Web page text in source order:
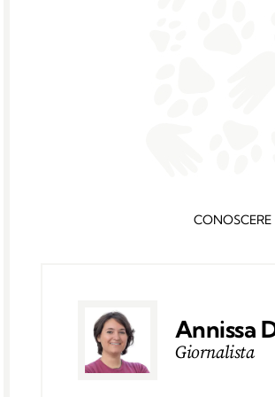
CONOSCERE
Annissa
Giornalista